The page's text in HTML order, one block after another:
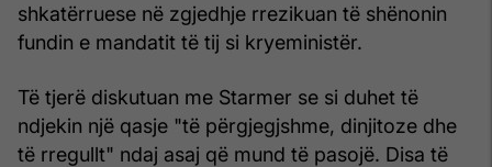
shkatërruese në zgjedhje rrezikuan të shënonin
fundin e mandatit të tij si kryeministër.
Të tjerë diskutuan me Starmer se si duhet të
ndjekin një qasje "të përgjegjshme, dinjitoze dhe
të rregullt" ndaj asaj që mund të pasojë. Disa të